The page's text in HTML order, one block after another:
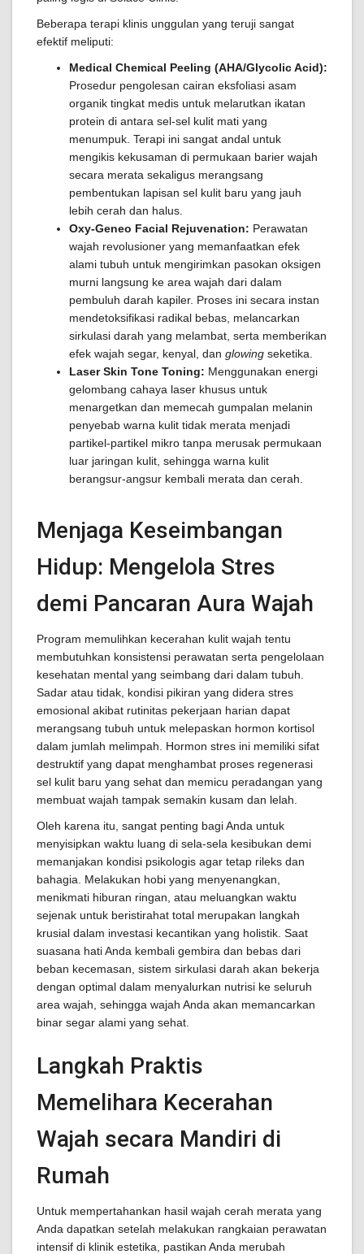
Beberapa terapi klinis unggulan yang teruji sangat
efektif meliputi:
Medical Chemical Peeling (AHA/Glycolic Acid):
Prosedur pengolesan cairan eksfoliasi asam
organik tingkat medis untuk melarutkan ikatan
protein di antara sel-sel kulit mati yang
menumpuk. Terapi ini sangat andal untuk
mengikis kekusaman di permukaan barier wajah
secara merata sekaligus merangsang
pembentukan lapisan sel kulit baru yang jauh
lebih cerah dan halus.
Oxy-Geneo Facial Rejuvenation: Perawatan
wajah revolusioner yang memanfaatkan efek
alami tubuh untuk mengirimkan pasokan oksigen
murni langsung ke area wajah dari dalam
pembuluh darah kapiler. Proses ini secara instan
mendetoksifikasi radikal bebas, melancarkan
sirkulasi darah yang melambat, serta memberikan
efek wajah segar, kenyal, dan glowing seketika.
Laser Skin Tone Toning: Menggunakan energi
gelombang cahaya laser khusus untuk
menargetkan dan memecah gumpalan melanin
penyebab warna kulit tidak merata menjadi
partikel-partikel mikro tanpa merusak permukaan
luar jaringan kulit, sehingga warna kulit
berangsur-angsur kembali merata dan cerah.
Menjaga Keseimbangan
Hidup: Mengelola Stres
demi Pancaran Aura Wajah
Program memulihkan kecerahan kulit wajah tentu
membutuhkan konsistensi perawatan serta pengelolaan
kesehatan mental yang seimbang dari dalam tubuh.
Sadar atau tidak, kondisi pikiran yang didera stres
emosional akibat rutinitas pekerjaan harian dapat
merangsang tubuh untuk melepaskan hormon kortisol
dalam jumlah melimpah. Hormon stres ini memiliki sifat
destruktif yang dapat menghambat proses regenerasi
sel kulit baru yang sehat dan memicu peradangan yang
membuat wajah tampak semakin kusam dan lelah.
Oleh karena itu, sangat penting bagi Anda untuk
menyisipkan waktu luang di sela-sela kesibukan demi
memanjakan kondisi psikologis agar tetap rileks dan
bahagia. Melakukan hobi yang menyenangkan,
menikmati hiburan ringan, atau meluangkan waktu
sejenak untuk beristirahat total merupakan langkah
krusial dalam investasi kecantikan yang holistik. Saat
suasana hati Anda kembali gembira dan bebas dari
beban kecemasan, sistem sirkulasi darah akan bekerja
dengan optimal dalam menyalurkan nutrisi ke seluruh
area wajah, sehingga wajah Anda akan memancarkan
binar segar alami yang sehat.
Langkah Praktis
Memelihara Kecerahan
Wajah secara Mandiri di
Rumah
Untuk mempertahankan hasil wajah cerah merata yang
Anda dapatkan setelah melakukan rangkaian perawatan
intensif di klinik estetika, pastikan Anda merubah